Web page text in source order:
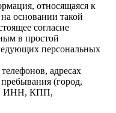
относящаяся к
основании такой
согласие
в простой
персональных
адресах
(город,
ИНН, КПП,